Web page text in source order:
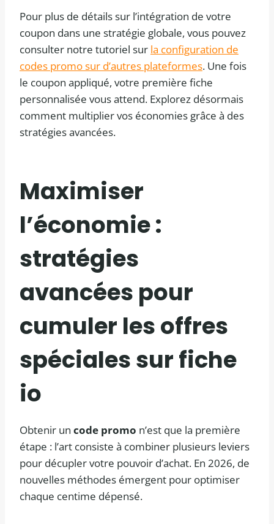
Pour plus de détails sur l’intégration de votre
coupon dans une stratégie globale, vous pouvez
consulter notre tutoriel sur la configuration de
codes promo sur d’autres plateformes. Une fois
le coupon appliqué, votre première fiche
personnalisée vous attend. Explorez désormais
comment multiplier vos économies grâce à des
stratégies avancées.
Maximiser
l’économie :
stratégies
avancées pour
cumuler les offres
spéciales sur fiche
io
Obtenir un code promo n’est que la première
étape : l’art consiste à combiner plusieurs leviers
pour décupler votre pouvoir d’achat. En 2026, de
nouvelles méthodes émergent pour optimiser
chaque centime dépensé.